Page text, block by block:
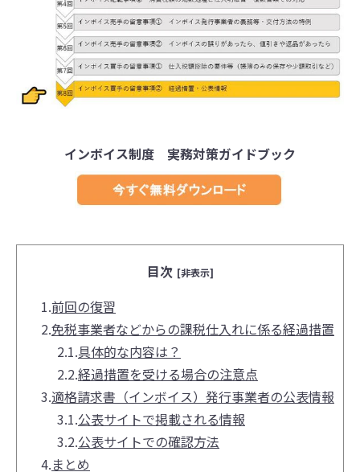
インボイス制度 実務対策ガイドブック
目次 [非表示]
1.前回の復習
2.免税事業者などからの課税仕入れに係る経過措置
2.1.具体的な内容は？
2.2.経過措置を受ける場合の注意点
3.適格請求書（インボイス）発行事業者の公表情報
3.1.公表サイトで掲載される情報
3.2.公表サイトでの確認方法
4.まとめ